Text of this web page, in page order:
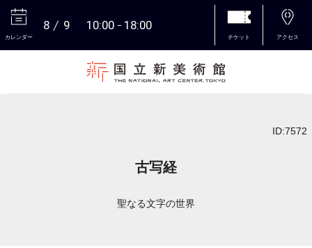
カレンダー
8 9 10:00 18:00
チケット アクセス
ID:7572
古写経
聖なる文字の世界